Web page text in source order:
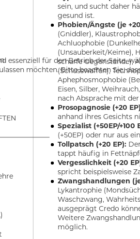
sein, und sucht daher
gesund ist.
Phobien/Ängste (je
(Gniddler),
Achluophobie
(Unsauberkeit/Keime),
scharfe Gegenstände),
(Schusswaffen),
Aphephosmophobie
Eisen, Silber,
nach Absprache mit
Prosopagnosie (+20
anhand ihres Gesichts
Spezialist (+50EP/+100
(+50EP) oder nur aus
Tollpatsch (+20 EP):
tappt häufig in
Vergesslichkeit (+20
spricht beispielsweise
Zwangshandlungen (je
Lykantrophie
Waschzwang,
ausgeprägt Credo
Weitere
möglich.
essenziell für den Betrieb der Seite,
möchten. Bitte beachten Sie,